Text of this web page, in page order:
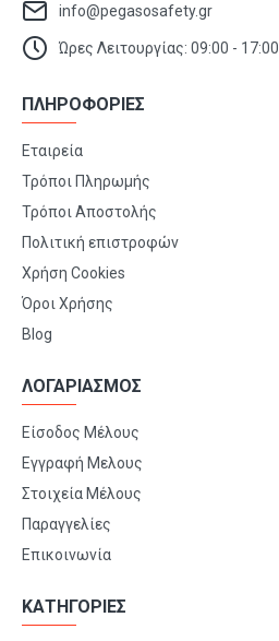
info@pegasosafety.gr
Ώρες Λειτουργίας: 09:00 - 17:00
ΠΛΗΡΟΦΟΡΙΕΣ
Εταιρεία
Τρόποι Πληρωμής
Τρόποι Αποστολής
Πολιτική επιστροφών
Χρήση Cookies
Όροι Χρήσης
Blog
ΛΟΓΑΡΙΑΣΜΟΣ
Είσοδος Μέλους
Εγγραφή Μελους
Στοιχεία Μέλους
Παραγγελίες
Επικοινωνία
ΚΑΤΗΓΟΡΙΕΣ